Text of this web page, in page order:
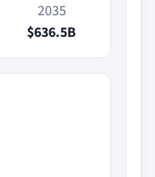
2035
$636.5B